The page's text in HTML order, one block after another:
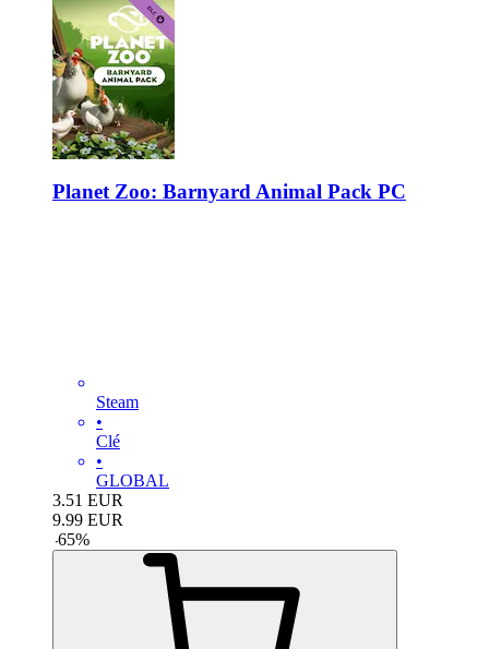
Planet Zoo: Barnyard Animal Pack PC
Steam
•
Clé
•
GLOBAL
3.51 EUR
9.99 EUR
-65%